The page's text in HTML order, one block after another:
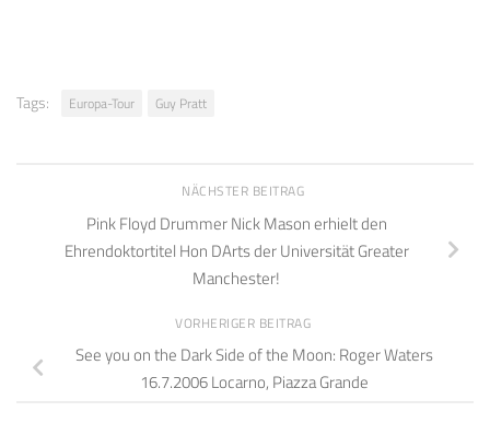
Tags: Europa-Tour Guy Pratt
NÄCHSTER BEITRAG
Pink Floyd Drummer Nick Mason erhielt den
Ehrendoktortitel Hon DArts der Universität Greater
Manchester!
VORHERIGER BEITRAG
See you on the Dark Side of the Moon: Roger Waters
16.7.2006 Locarno, Piazza Grande